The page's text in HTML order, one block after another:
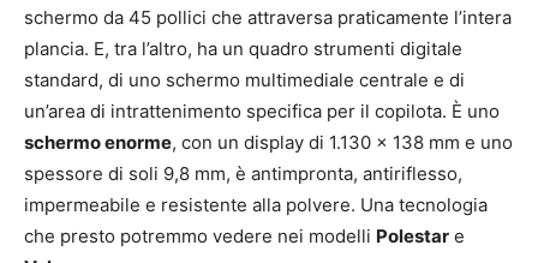
schermo da 45 pollici che attraversa praticamente l’intera
plancia. E, tra l’altro, ha un quadro strumenti digitale
standard, di uno schermo multimediale centrale e di
un’area di intrattenimento specifica per il copilota. È uno
schermo enorme, con un display di 1.130 x 138 mm e uno
spessore di soli 9,8 mm, è antimpronta, antiriflesso,
impermeabile e resistente alla polvere. Una tecnologia
che presto potremmo vedere nei modelli Polestar e